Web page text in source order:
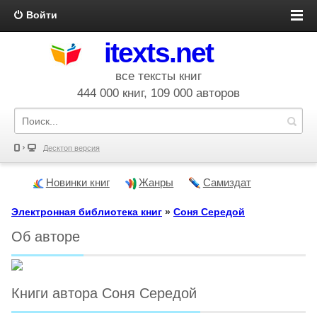
Войти
itexts.net
все тексты книг
444 000 книг, 109 000 авторов
Десктоп версия
Новинки книг Жанры Самиздат
Электронная библиотека книг » Соня Середой
Об авторе
Книги автора Соня Середой